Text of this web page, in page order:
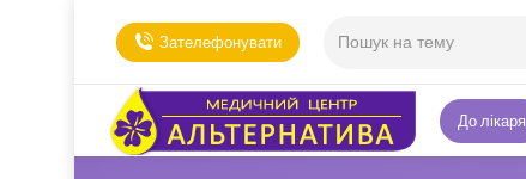
Зателефонувати
До лікаря